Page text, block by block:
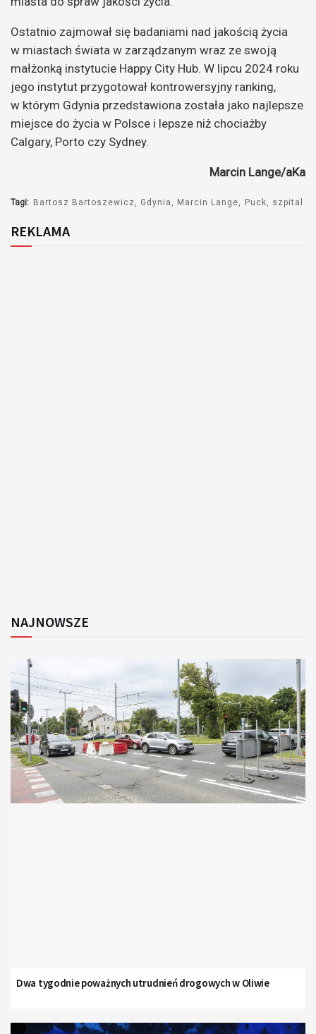
Ostatnio zajmował się badaniami nad jakością życia
w miastach świata w zarządzanym wraz ze swoją
małżonką instytucie Happy City Hub. W lipcu 2024 roku
jego instytut przygotował kontrowersyjny ranking,
w którym Gdynia przedstawiona została jako najlepsze
miejsce do życia w Polsce i lepsze niż chociażby
Calgary, Porto czy Sydney.
Marcin Lange/aKa
Tagi: Bartosz Bartoszewicz Gdynia Marcin Lange Puck szpital
REKLAMA
NAJNOWSZE
Dwa tygodnie poważnych utrudnień drogowych w Oliwie